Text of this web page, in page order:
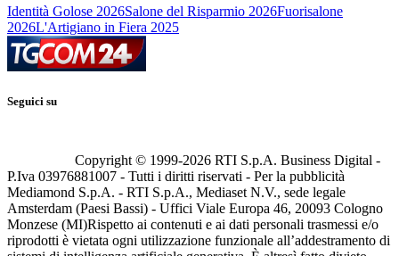
Identità Golose 2026Salone del Risparmio 2026Fuorisalone
2026L'Artigiano in Fiera 2025
Seguici su
Copyright © 1999-2026 RTI S.p.A. Business Digital -
P.Iva 03976881007 - Tutti i diritti riservati - Per la pubblicità
Mediamond S.p.A. - RTI S.p.A., Mediaset N.V., sede legale
Amsterdam (Paesi Bassi) - Uffici Viale Europa 46, 20093 Cologno
Monzese (MI)Rispetto ai contenuti e ai dati personali trasmessi e/o
riprodotti è vietata ogni utilizzazione funzionale all’addestramento di